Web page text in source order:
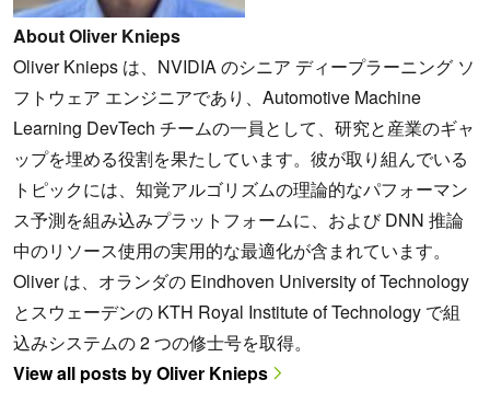
About Oliver Knieps
Oliver Knieps は、NVIDIA のシニア ディープラーニング ソ
フトウェア エンジニアであり、Automotive Machine
Learning DevTech チームの一員として、研究と産業のギャ
ップを埋める役割を果たしています。彼が取り組んでいる
トピックには、知覚アルゴリズムの理論的なパフォーマン
ス予測を組み込みプラットフォームに、および DNN 推論
中のリソース使用の実用的な最適化が含まれています。
Oliver は、オランダの Eindhoven University of Technology
とスウェーデンの KTH Royal Institute of Technology で組
込みシステムの 2 つの修士号を取得。
View all posts by Oliver Knieps